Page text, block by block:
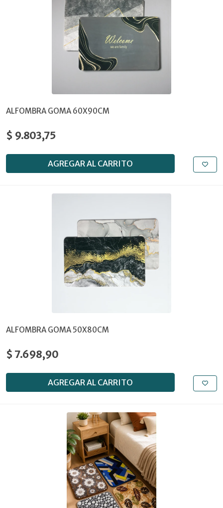
ALFOMBRA GOMA 60X90CM
$ 9.803,75
AGREGAR AL CARRITO
ALFOMBRA GOMA 50X80CM
$ 7.698,90
AGREGAR AL CARRITO